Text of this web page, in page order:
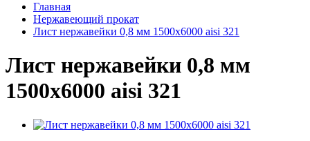
Главная
Нержавеющий прокат
Лист нержавейки 0,8 мм 1500х6000 aisi 321
Лист нержавейки 0,8 мм
1500х6000 aisi 321